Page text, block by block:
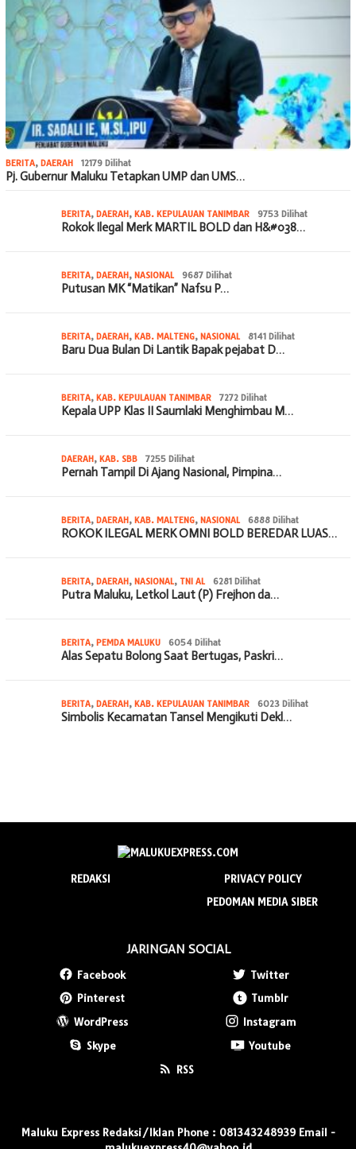
BERITA, DAERAH 12179 Dilihat
Pj. Gubernur Maluku Tetapkan UMP dan UMS…
BERITA, DAERAH, KAB. KEPULAUAN TANIMBAR 9753 Dilihat
Rokok Ilegal Merk MARTIL BOLD dan H&#038…
BERITA, DAERAH, NASIONAL 9687 Dilihat
Putusan MK “Matikan” Nafsu P…
BERITA, DAERAH, KAB. MALTENG, NASIONAL 8141 Dilihat
Baru Dua Bulan Di Lantik Bapak pejabat D…
BERITA, KAB. KEPULAUAN TANIMBAR 7272 Dilihat
Kepala UPP Klas II Saumlaki Menghimbau M…
DAERAH, KAB. SBB 7255 Dilihat
Pernah Tampil Di Ajang Nasional, Pimpina…
BERITA, DAERAH, KAB. MALTENG, NASIONAL 6888 Dilihat
ROKOK ILEGAL MERK OMNI BOLD BEREDAR LUAS…
BERITA, DAERAH, NASIONAL, TNI AL 6281 Dilihat
Putra Maluku, Letkol Laut (P) Frejhon da…
BERITA, PEMDA MALUKU 6054 Dilihat
Alas Sepatu Bolong Saat Bertugas, Paskri…
BERITA, DAERAH, KAB. KEPULAUAN TANIMBAR 6023 Dilihat
Simbolis Kecamatan Tansel Mengikuti Dekl…
REDAKSI
PRIVACY POLICY
PEDOMAN MEDIA SIBER
JARINGAN SOCIAL
Facebook
Twitter
Pinterest
Tumblr
WordPress
Instagram
Skype
Youtube
RSS
Maluku Express Redaksi/Iklan Phone : 081343248939 Email -